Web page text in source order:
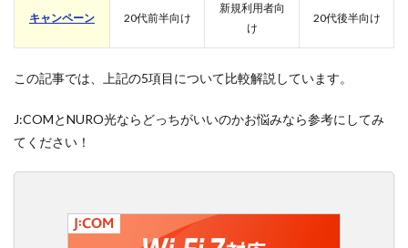
キャンペーン 20代前半向け
新規利用者向
け
20代後半向け
この記事では、上記の5項目について比較解説しています。
J:COMとNURO光ならどっちがいいのかお悩みなら参考にしてみ
てください！